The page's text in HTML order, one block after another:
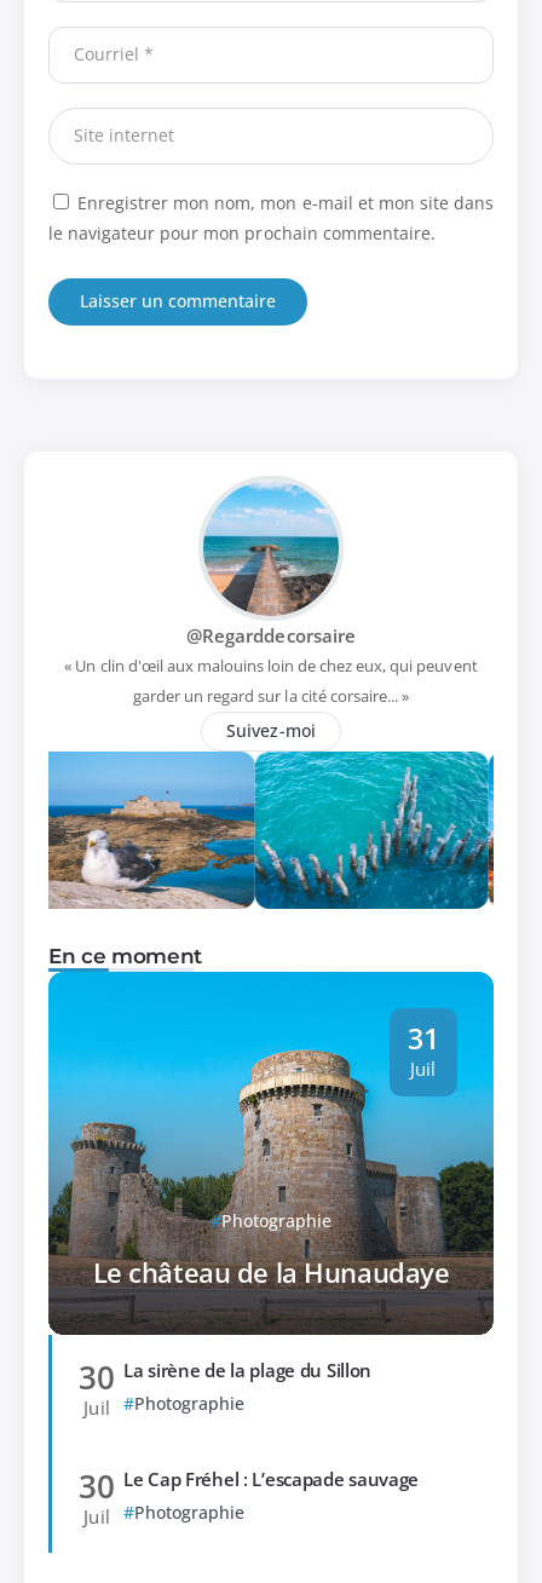
Enregistrer mon nom, mon e-mail et mon site dans
le navigateur pour mon prochain commentaire.
@Regarddecorsaire
« Un clin d'œil aux malouins loin de chez eux, qui peuvent
garder un regard sur la cité corsaire... »
Suivez-moi
En ce moment
Photographie
Le château de la Hunaudaye
31
Juil
30
Juil
La sirène de la plage du Sillon
Photographie
30
Juil
Le Cap Fréhel : L’escapade sauvage
Photographie